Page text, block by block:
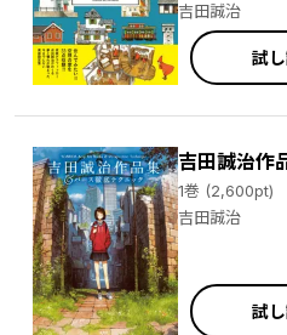
吉田誠治
試
吉田誠治作
1巻 (2,600pt)
吉田誠治
試